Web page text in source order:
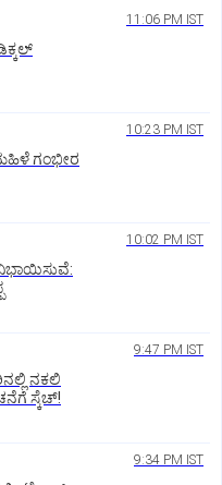
11:06 PM IST
10:23 PM IST
ಗಂಭೀರ
10:02 PM IST
9:47 PM IST
ನಕಲಿ
ಸ್ಕೆಚ್!
9:34 PM IST